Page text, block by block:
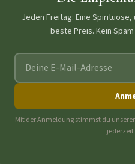
Jeden Freitag: Eine
beste Preis. Kein
E-Mail-Adresse
Mit der Anmeldung stimmst du unserer